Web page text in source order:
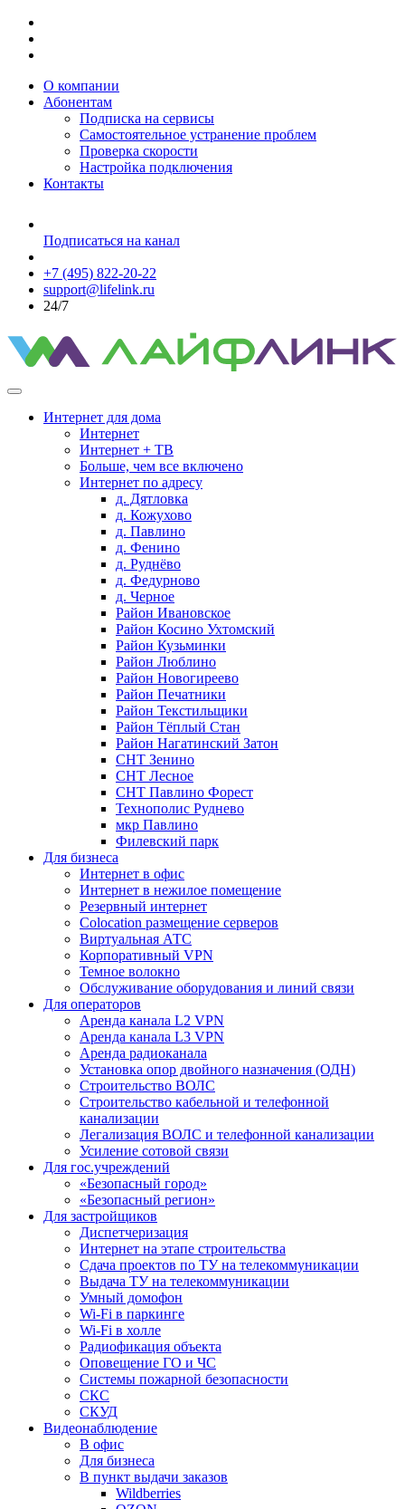
О компании
Абонентам
Подписка на сервисы
Самостоятельное устранение проблем
Проверка скорости
Настройка подключения
Контакты
Подписаться на канал
+7 (495) 822-20-22
support@lifelink.ru
24/7
Интернет для дома
Интернет
Интернет + ТВ
Больше, чем все включено
Интернет по адресу
д. Дятловка
д. Кожухово
д. Павлино
д. Фенино
д. Руднёво
д. Федурново
д. Черное
Район Ивановское
Район Косино Ухтомский
Район Кузьминки
Район Люблино
Район Новогиреево
Район Печатники
Район Текстильщики
Район Тёплый Стан
Район Нагатинский Затон
СНТ Зенино
СНТ Лесное
СНТ Павлино Форест
Технополис Руднево
мкр Павлино
Филевский парк
Для бизнеса
Интернет в офис
Интернет в нежилое помещение
Резервный интернет
Colocation размещение серверов
Виртуальная АТС
Корпоративный VPN
Темное волокно
Обслуживание оборудования и линий связи
Для операторов
Аренда канала L2 VPN
Аренда канала L3 VPN
Аренда радиоканала
Установка опор двойного назначения (ОДН)
Строительство ВОЛС
Строительство кабельной и телефонной
канализации
Легализация ВОЛС и телефонной канализации
Усиление сотовой связи
Для гос.учреждений
«Безопасный город»
«Безопасный регион»
Для застройщиков
Диспетчеризация
Интернет на этапе строительства
Сдача проектов по ТУ на телекоммуникации
Выдача ТУ на телекоммуникации
Умный домофон
Wi-Fi в паркинге
Wi-Fi в холле
Радиофикация объекта
Оповещение ГО и ЧС
Системы пожарной безопасности
СКС
СКУД
Видеонаблюдение
В офис
Для бизнеса
В пункт выдачи заказов
Wildberries